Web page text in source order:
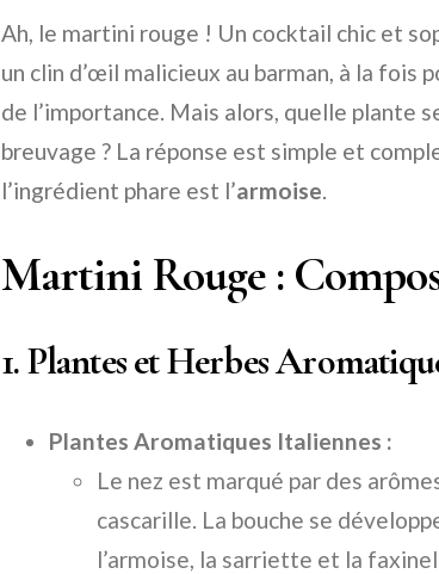
Ah, le martini rouge ! Un cocktail chic et
un clin d’œil malicieux au barman, à la fois
de l’importance. Mais alors, quelle plante
breuvage ? La réponse est simple et
l’ingrédient phare est l’armoise.
Martini Rouge :
1. Plantes et Herbes
Plantes Aromatiques Italiennes :
Le nez est marqué par des
cascarille. La bouche se
l’armoise, la sarriette et la